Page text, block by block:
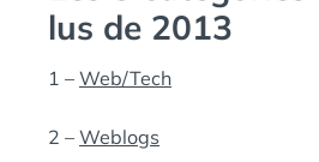
lus de 2013
1 – Web/Tech
2 – Weblogs